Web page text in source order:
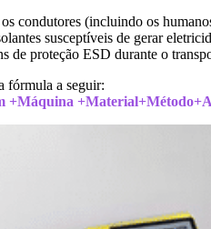
condutores (incluindo os
susceptíveis de gerar
de proteção ESD durante o
fórmula a seguir:
+Máquina